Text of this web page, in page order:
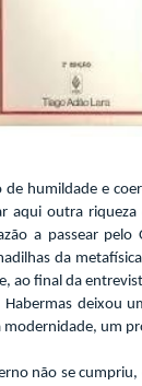
de humildade e
aqui outra
a passear
da
ao final da
Habermas deixou
modernidade, um
não se